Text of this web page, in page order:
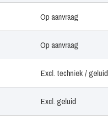
Op aanvraag
Op aanvraag
Excl. techniek / geluid
Excl. geluid